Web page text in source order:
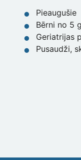
Pieaugušie
Bērni no 5
Geriatrijas
Pusaudži,